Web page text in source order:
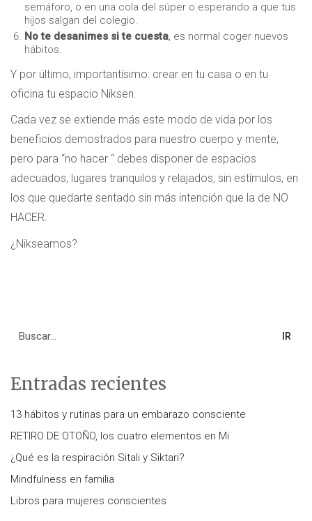
semáforo, o en una cola del súper o esperando a que tus
hijos salgan del colegio.
No te desanimes si te cuesta, es normal coger nuevos
hábitos.
Y por último, importantísimo: crear en tu casa o en tu
oficina tu espacio Niksen.
Cada vez se extiende más este modo de vida por los
beneficios demostrados para nuestro cuerpo y mente,
pero para “no hacer “ debes disponer de espacios
adecuados, lugares tranquilos y relajados, sin estímulos, en
los que quedarte sentado sin más intención que la de NO
HACER.
¿Nikseamos?
for:
Entradas recientes
13 hábitos y rutinas para un embarazo consciente
RETIRO DE OTOÑO, los cuatro elementos en Mi
¿Qué es la respiración Sitali y Siktari?
Mindfulness en familia
Libros para mujeres conscientes